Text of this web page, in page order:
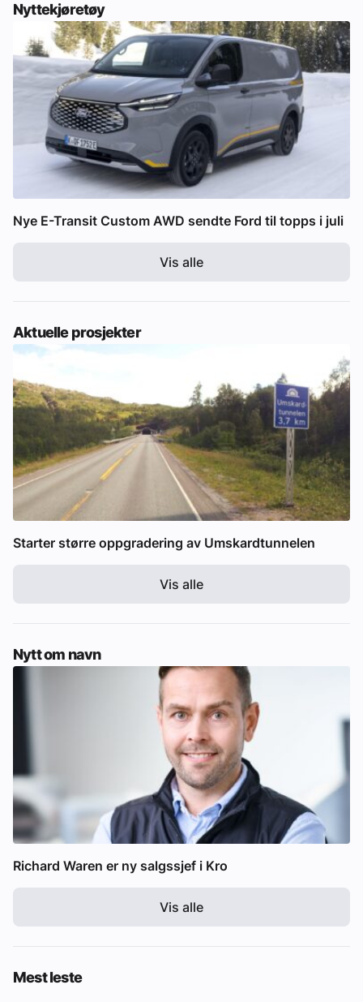
Nyttekjøretøy
Nye E-Transit Custom AWD sendte Ford til topps i juli
Vis alle
Aktuelle prosjekter
Starter større oppgradering av Umskardtunnelen
Vis alle
Nytt om navn
Richard Waren er ny salgssjef i Kro
Vis alle
Mest leste